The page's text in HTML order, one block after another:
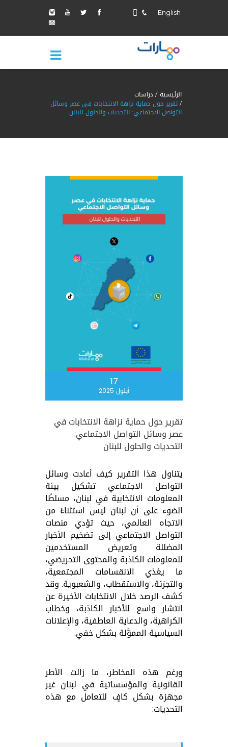
English
الرئيسية دراسات
تقرير حول حماية نزاهة الانتخابات في عصر وسائل
التواصل الاجتماعي: التحديات والحلول للبنان
17
أيلول 2025
تقرير حول حماية نزاهة الانتخابات في
عصر وسائل التواصل الاجتماعي:
التحديات والحلول للبنان
يتناول هذا التقرير كيف أعادت وسائل
التواصل الاجتماعي تشكيل بيئة
المعلومات الانتخابية في لبنان، مسلطًا
الضوء على أن لبنان ليس استثناءً من
الاتجاه العالمي، حيث تؤدي منصات
التواصل الاجتماعي إلى تضخيم الأخبار
المضللة وتعريض المستخدمين
للمعلومات الكاذبة والمحتوى التحريضي،
ما يغذي الانقسامات المجتمعية،
والتجزئة، والاستقطاب، والشعبوية. وقد
كشف الرصد خلال الانتخابات الأخيرة عن
انتشار واسع للأخبار الكاذبة، وخطاب
الكراهية، والدعاية العاطفية، والإعلانات
السياسية المموَّلة بشكل خفي.
ورغم هذه المخاطر، ما زالت الأطر
القانونية والمؤسساتية في لبنان غير
مجهزة بشكل كافٍ للتعامل مع هذه
التحديات: